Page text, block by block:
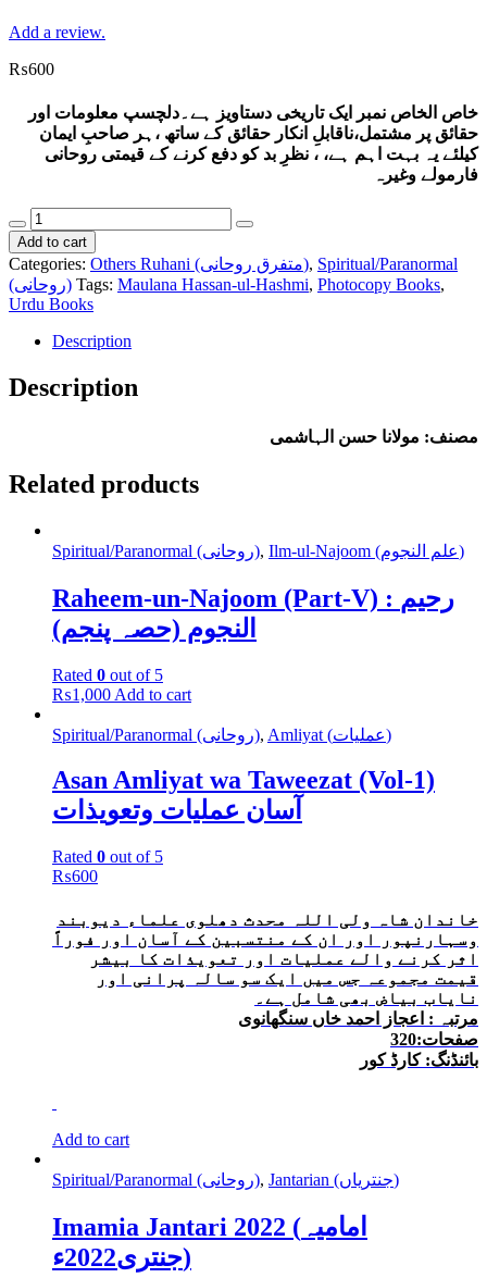
Add a review.
₨600
خاص الخاص نمبر ایک تاریخی دستاویز ہے۔دلچسپ معلومات اور
حقائق پر مشتمل،ناقابلِ انکار حقائق کے ساتھ ،ہر صاحبِ ایمان
کیلئے یہ بہت اہم ہے، ، نظرِ بد کو دفع کرنے کے قیمتی روحانی
فارمولے وغیرہ
خاص
الخاص
نمبر
quantity
Add to cart
Categories: Others Ruhani (متفرق روحانی), Spiritual/Paranormal
(روحانی) Tags: Maulana Hassan-ul-Hashmi, Photocopy Books,
Urdu Books
Description
Description
مصنف: مولانا حسن الہاشمی
Related products
Spiritual/Paranormal (روحانی), Ilm-ul-Najoom (علم النجوم)
Raheem-un-Najoom (Part-V) : رحیم
النجوم (حصہ پنجم)
Rated 0 out of 5
₨1,000 Add to cart
Spiritual/Paranormal (روحانی), Amliyat (عملیات)
Asan Amliyat wa Taweezat (Vol-1)
آسان عملیات وتعویذات
Rated 0 out of 5
₨600
خاندان شاہ ولی اللہ محدث دھلوی علماء دیوبند
وسہارنپور اور ان کے منتسبین کے آسان اور فوراً
اثر کرنے والے عملیات اور تعویذات کا بیشر
قیمت مجموعہ جس میں ایک سو سالہ پرانی اور
نایاب بیاض بھی شامل ہے۔
مرتبہ : اعجاز احمد خاں سنگھانوی
صفحات:320
بائنڈنگ: کارڈ کور
Add to cart
Spiritual/Paranormal (روحانی), Jantarian (جنتریاں)
Imamia Jantari 2022 (امامیہ
جنتری2022ء)